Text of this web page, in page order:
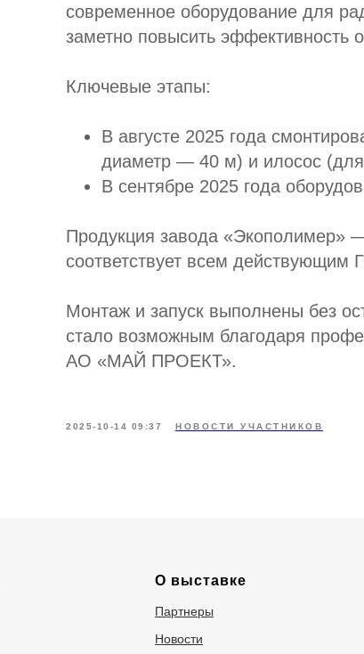
современное оборудование для
заметно повысить эффективность
Ключевые этапы:
В августе 2025 года
диаметр — 40 м) и илосос
В сентябре 2025 года
Продукция завода «Экополимер»
соответствует всем действующим
Монтаж и запуск выполнены без
стало возможным благодаря
АО «МАЙ ПРОЕКТ».
2025-10-14 09:37 НОВОСТИ УЧАСТНИКОВ
О выставке
Партнеры
Новости